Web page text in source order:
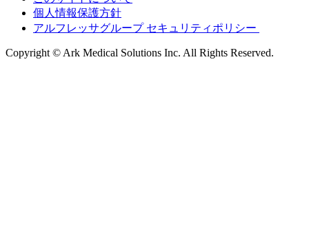
個人情報保護方針
アルフレッサグループ セキュリティポリシー
Copyright © Ark Medical Solutions Inc. All Rights Reserved.